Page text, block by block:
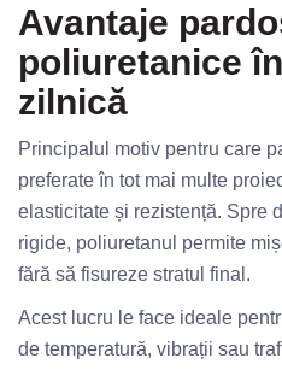
Avantaje
poliuretanice
zilnică
Principalul motiv pentru care
preferate în tot mai multe
elasticitate și rezistență. Spre
rigide, poliuretanul permite
fără să fisureze stratul final.
Acest lucru le face ideale
de temperatură, vibrații sau